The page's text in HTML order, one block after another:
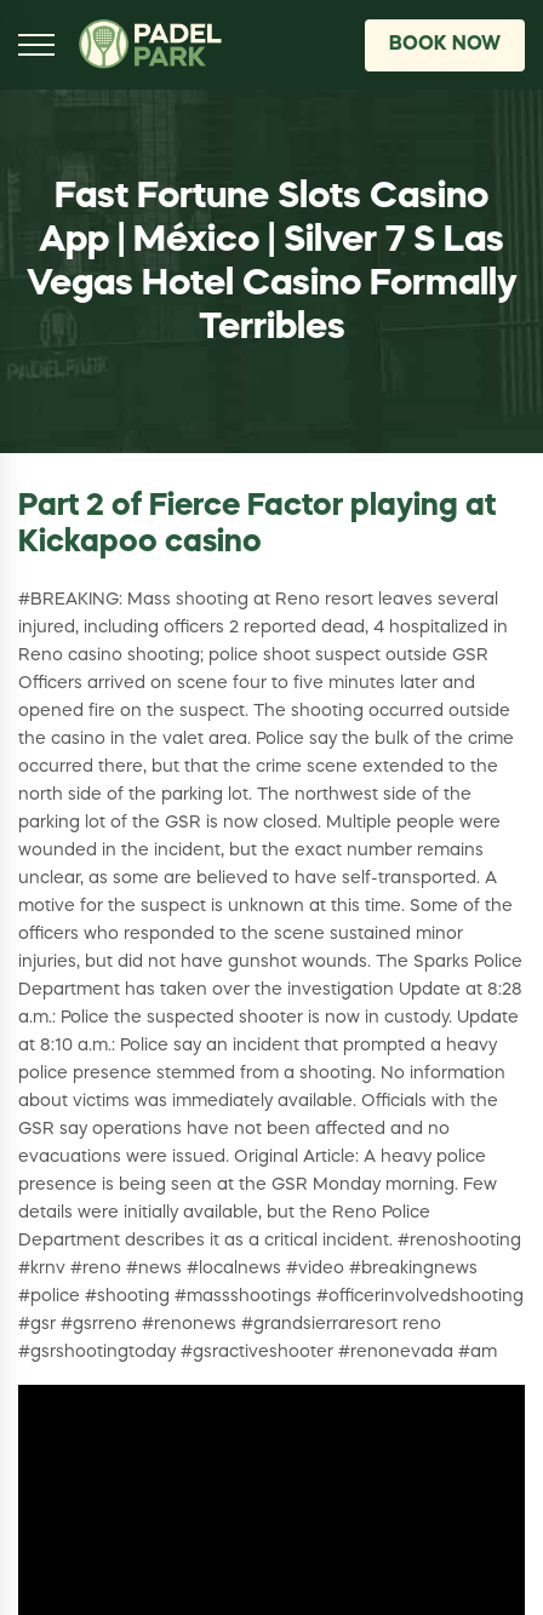
BOOK NOW
Fast Fortune Slots Casino
App | México | Silver 7 S Las
Vegas Hotel Casino Formally
Terribles
Part 2 of Fierce Factor playing at
Kickapoo casino
#BREAKING: Mass shooting at Reno resort leaves several
injured, including officers 2 reported dead, 4 hospitalized in
Reno casino shooting; police shoot suspect outside GSR
Officers arrived on scene four to five minutes later and
opened fire on the suspect. The shooting occurred outside
the casino in the valet area. Police say the bulk of the crime
occurred there, but that the crime scene extended to the
north side of the parking lot. The northwest side of the
parking lot of the GSR is now closed. Multiple people were
wounded in the incident, but the exact number remains
unclear, as some are believed to have self-transported. A
motive for the suspect is unknown at this time. Some of the
officers who responded to the scene sustained minor
injuries, but did not have gunshot wounds. The Sparks Police
Department has taken over the investigation Update at 8:28
a.m.: Police the suspected shooter is now in custody. Update
at 8:10 a.m.: Police say an incident that prompted a heavy
police presence stemmed from a shooting. No information
about victims was immediately available. Officials with the
GSR say operations have not been affected and no
evacuations were issued. Original Article: A heavy police
presence is being seen at the GSR Monday morning. Few
details were initially available, but the Reno Police
Department describes it as a critical incident. #renoshooting
#krnv #reno #news #localnews #video #breakingnews
#police #shooting #massshootings #officerinvolvedshooting
#gsr #gsrreno #renonews #grandsierraresort reno
#gsrshootingtoday #gsractiveshooter #renonevada #am